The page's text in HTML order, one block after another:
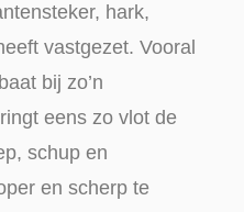
hark,
vastgezet. Vooral
bij zo’n
eens zo vlot de
schup en
en scherp te